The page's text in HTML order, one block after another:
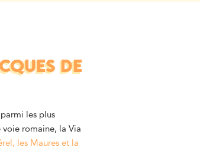
DE
les plus
voie romaine, la Via
les Maures et la